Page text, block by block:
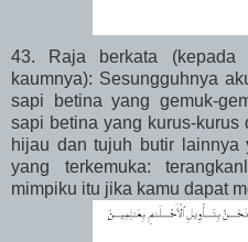
43. Raja berkata (kepada
kaumnya): Sesungguhnya
sapi betina yang gemuk-
sapi betina yang kurus-kurus
hijau dan tujuh butir lainnya
yang terkemuka:
mimpiku itu jika kamu dapat